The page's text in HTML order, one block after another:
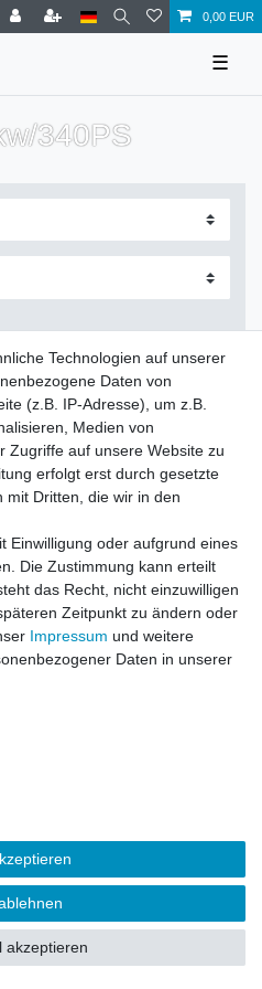
0,00 EUR
☰
340PS
Widerrufs­recht
Rechte vorbehalten.
Technologien auf unserer
Daten von
(z.B. IP-Adresse), um z.B.
Medien von
Zugriffe auf unsere Website zu
erfolgt erst durch gesetzte
mit Dritten, die wir in den
Einwilligung oder aufgrund eines
Die Zustimmung kann erteilt
das Recht, nicht einzuwilligen
Zeitpunkt zu ändern oder
Impressum und weitere
Daten in unserer
akzeptieren